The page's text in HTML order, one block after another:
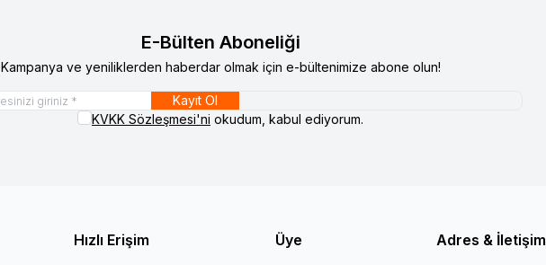
E-Bülten Aboneliği
Kampanya ve yeniliklerden haberdar olmak için e-bültenimize abone olun!
Kayıt Ol
KVKK Sözleşmesi'ni okudum, kabul ediyorum.
Hızlı Erişim Üye Adres & İletişim